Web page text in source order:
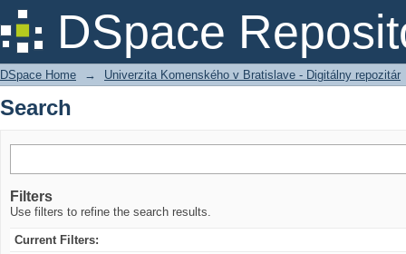
DSpace
Search
DSpace Home → Univerzita Komenského v Bratislave - Digitálny repozitár
Search
Filters
Use filters to refine the search results.
Current Filters: